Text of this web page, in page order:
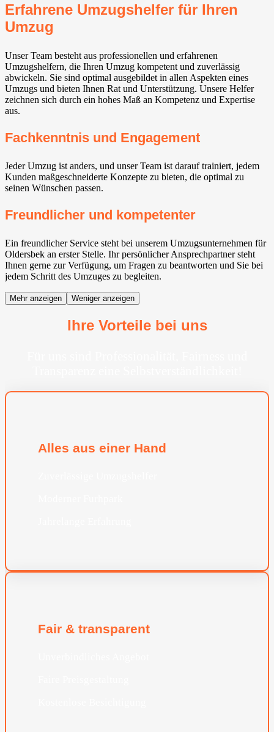
Erfahrene Umzugshelfer für Ihren
Umzug
Unser Team besteht aus professionellen und erfahrenen
Umzugshelfern, die Ihren Umzug kompetent und zuverlässig
abwickeln. Sie sind optimal ausgebildet in allen Aspekten eines
Umzugs und bieten Ihnen Rat und Unterstützung. Unsere Helfer
zeichnen sich durch ein hohes Maß an Kompetenz und Expertise
aus.
Fachkenntnis und Engagement
Jeder Umzug ist anders, und unser Team ist darauf trainiert, jedem
Kunden maßgeschneiderte Konzepte zu bieten, die optimal zu
seinen Wünschen passen.
Freundlicher und kompetenter
Ein freundlicher Service steht bei unserem Umzugsunternehmen für
Oldersbek an erster Stelle. Ihr persönlicher Ansprechpartner steht
Ihnen gerne zur Verfügung, um Fragen zu beantworten und Sie bei
jedem Schritt des Umzuges zu begleiten.
Mehr anzeigen Weniger anzeigen
Ihre Vorteile bei uns
Alles aus einer Hand
Fair & transparent